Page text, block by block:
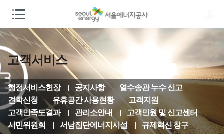
고객서비스
행정서비스헌장 공지사항
열수송관 누수 신고
견학신청
유휴공간 사용현황
고객지원
고객만족도결과
관리소안내
고객민원 및 신고센터
시민위원회
서남집단에너지시설 규제혁신 창구